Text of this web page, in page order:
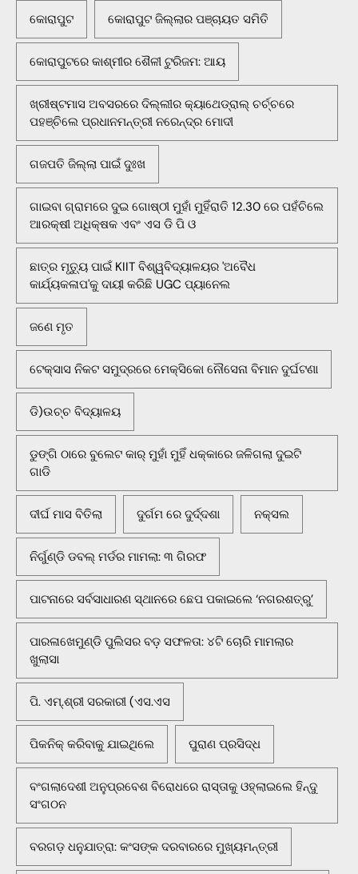
କୋରାପୁଟ କୋରାପୁଟ ଜିଲ୍ଲାର ପଞ୍ଚାୟତ ସମିତି
କୋରାପୁଟରେ କାଶ୍ମୀର ଶୈଳୀ ଟୁରିଜମ: ଆୟ
ଖ୍ରୀଷ୍ଟମାସ ଅବସରରେ ଦିଲ୍ଲୀର କ୍ୟାଥେଡ୍ରାଲ୍ ଚର୍ଚ୍ଚରେ
ପହଞ୍ଚିଲେ ପ୍ରଧାନମନ୍ତ୍ରୀ ନରେନ୍ଦ୍ର ମୋଦୀ
ଗଜପତି ଜିଲ୍ଲା ପାଇଁ ଦୁଃଖ
ଗାଇବା ଗ୍ରାମରେ ଦୁଇ ଗୋଷ୍ଠୀ ମୁହାଁ ମୁହିଁରାତି 12.30 ରେ ପହଁଚିଲେ
ଆରକ୍ଷୀ ଅଧିକ୍ଷକ ଏବଂ ଏସ ଡି ପି ଓ
ଛାତ୍ର ମୃତ୍ୟୁ ପାଇଁ KIIT ବିଶ୍ୱବିଦ୍ୟାଳୟର 'ଅବୈଧ
କାର୍ଯ୍ୟକଳାପ'କୁ ଦାୟୀ କରିଛି UGC ପ୍ୟାନେଲ
ଜଣେ ମୃତ
ଟେକ୍ସାସ ନିକଟ ସମୁଦ୍ରରେ ମେକ୍ସିକୋ ନୌସେନା ବିମାନ ଦୁର୍ଘଟଣା
ଡି)ଉଚ୍ଚ ବିଦ୍ୟାଳୟ
ଡୁଙ୍ଗି ଠାରେ ବୁଲେଟ କାର୍ ମୁହାଁ ମୁହିଁ ଧକ୍କାରେ ଜଳିଗଲା ଦୁଇଟି
ଗାଡି
ଦୀର୍ଘ ମାସ ବିତିଲା ଦୁର୍ଗମ ରେ ଦୁର୍ଦ୍ଦଶା ନକ୍ସଲ
ନିର୍ଗୁଣ୍ଡି ଡବଲ୍ ମର୍ଡର ମାମଲା: ୩ ଗିରଫ
ପାଟନାରେ ସର୍ବସାଧାରଣ ସ୍ଥାନରେ ଛେପ ପକାଇଲେ ‘ନଗରଶତ୍ରୁ’
ପାରଳାଖେମୁଣ୍ଡି ପୁଲିସର ବଡ଼ ସଫଳତା: ୪ଟି ଚୋରି ମାମଲାର
ଖୁଲାସା
ପି. ଏମ୍.ଶ୍ରୀ ସରକାରୀ (ଏସ.ଏସ
ପିକନିକ୍‌ କରିବାକୁ ଯାଇଥିଲେ ପୁରାଣ ପ୍ରସିଦ୍ଧ
ବଂଗଲାଦେଶୀ ଅନୁପ୍ରବେଶ ବିରୋଧରେ ରାସ୍ତାକୁ ଓହ୍ଲାଇଲେ ହିନ୍ଦୁ
ସଂଗଠନ
ବରଗଡ଼ ଧନୁଯାତ୍ରା: କଂସଙ୍କ ଦରବାରରେ ମୁଖ୍ୟମନ୍ତ୍ରୀ